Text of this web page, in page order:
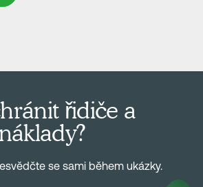
řidiče a
se sami během ukázky.